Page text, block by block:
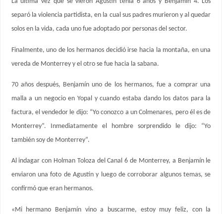
separó la violencia partidista, en la cual sus padres murieron y al quedar
solos en la vida, cada uno fue adoptado por personas del sector.
Finalmente, uno de los hermanos decidió irse hacia la montaña, en una
vereda de Monterrey y el otro se fue hacia la sabana.
70 años después, Benjamín uno de los hermanos, fue a comprar una
malla a un negocio en Yopal y cuando estaba dando los datos para la
factura, el vendedor le dijo: “Yo conozco a un Colmenares, pero él es de
Monterrey”. Inmediatamente el hombre sorprendido le dijo: “Yo
también soy de Monterrey”.
Al indagar con Holman Toloza del Canal 6 de Monterrey, a Benjamín le
enviaron una foto de Agustín y luego de corroborar algunos temas, se
confirmó que eran hermanos.
«Mi hermano Benjamín vino a buscarme, estoy muy feliz, con la